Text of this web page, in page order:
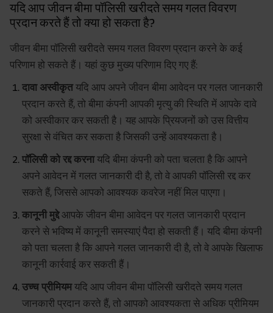
यदि आप जीवन बीमा पॉलिसी खरीदते समय गलत विवरण
प्रदान करते हैं तो क्या हो सकता है?
जीवन बीमा पॉलिसी खरीदते समय गलत विवरण प्रदान करने के कई
परिणाम हो सकते हैं। यहां कुछ मुख्य परिणाम दिए गए हैं:
दावा अस्वीकृत यदि आप अपने जीवन बीमा आवेदन पर गलत जानकारी
प्रदान करते हैं, तो बीमा कंपनी आपकी मृत्यु की स्थिति में आपके दावे
को अस्वीकार कर सकती है। यह आपके प्रियजनों को उस वित्तीय
सुरक्षा से वंचित कर सकता है जिसकी उन्हें आवश्यकता है।
पॉलिसी को रद्द करनायदि बीमा कंपनी को पता चलता है कि आपने
अपने आवेदन में गलत जानकारी दी है, तो वे आपकी पॉलिसी रद्द कर
सकते हैं, जिससे आपको आवश्यक कवरेज नहीं मिल पाएगा।
कानूनी मुद्देआपके जीवन बीमा आवेदन पर गलत जानकारी प्रदान
करने से भविष्य में कानूनी समस्याएं पैदा हो सकती हैं। यदि बीमा कंपनी
को पता चलता है कि आपने गलत जानकारी दी है, तो वे आपके खिलाफ
कानूनी कार्रवाई कर सकती हैं।
उच्च प्रीमियमयदि आप जीवन बीमा पॉलिसी खरीदते समय गलत
जानकारी प्रदान करते हैं, तो आपको आवश्यकता से अधिक प्रीमियम